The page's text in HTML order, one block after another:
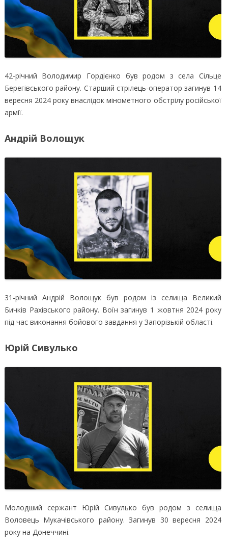
42-річний Володимир Гордієнко був родом з села Сільце
Берегівського району. Старший стрілець-оператор загинув 14
вересня 2024 року внаслідок мінометного обстрілу російської
армії.
Андрій Волощук
31-річний Андрій Волощук був родом із селища Великий
Бичків Рахівського району. Воїн загинув 1 жовтня 2024 року
під час виконання бойового завдання у Запорізькій області.
Юрій Сивулько
Молодший сержант Юрій Сивулько був родом з селища
Воловець Мукачівського району. Загинув 30 вересня 2024
року на Донеччині.